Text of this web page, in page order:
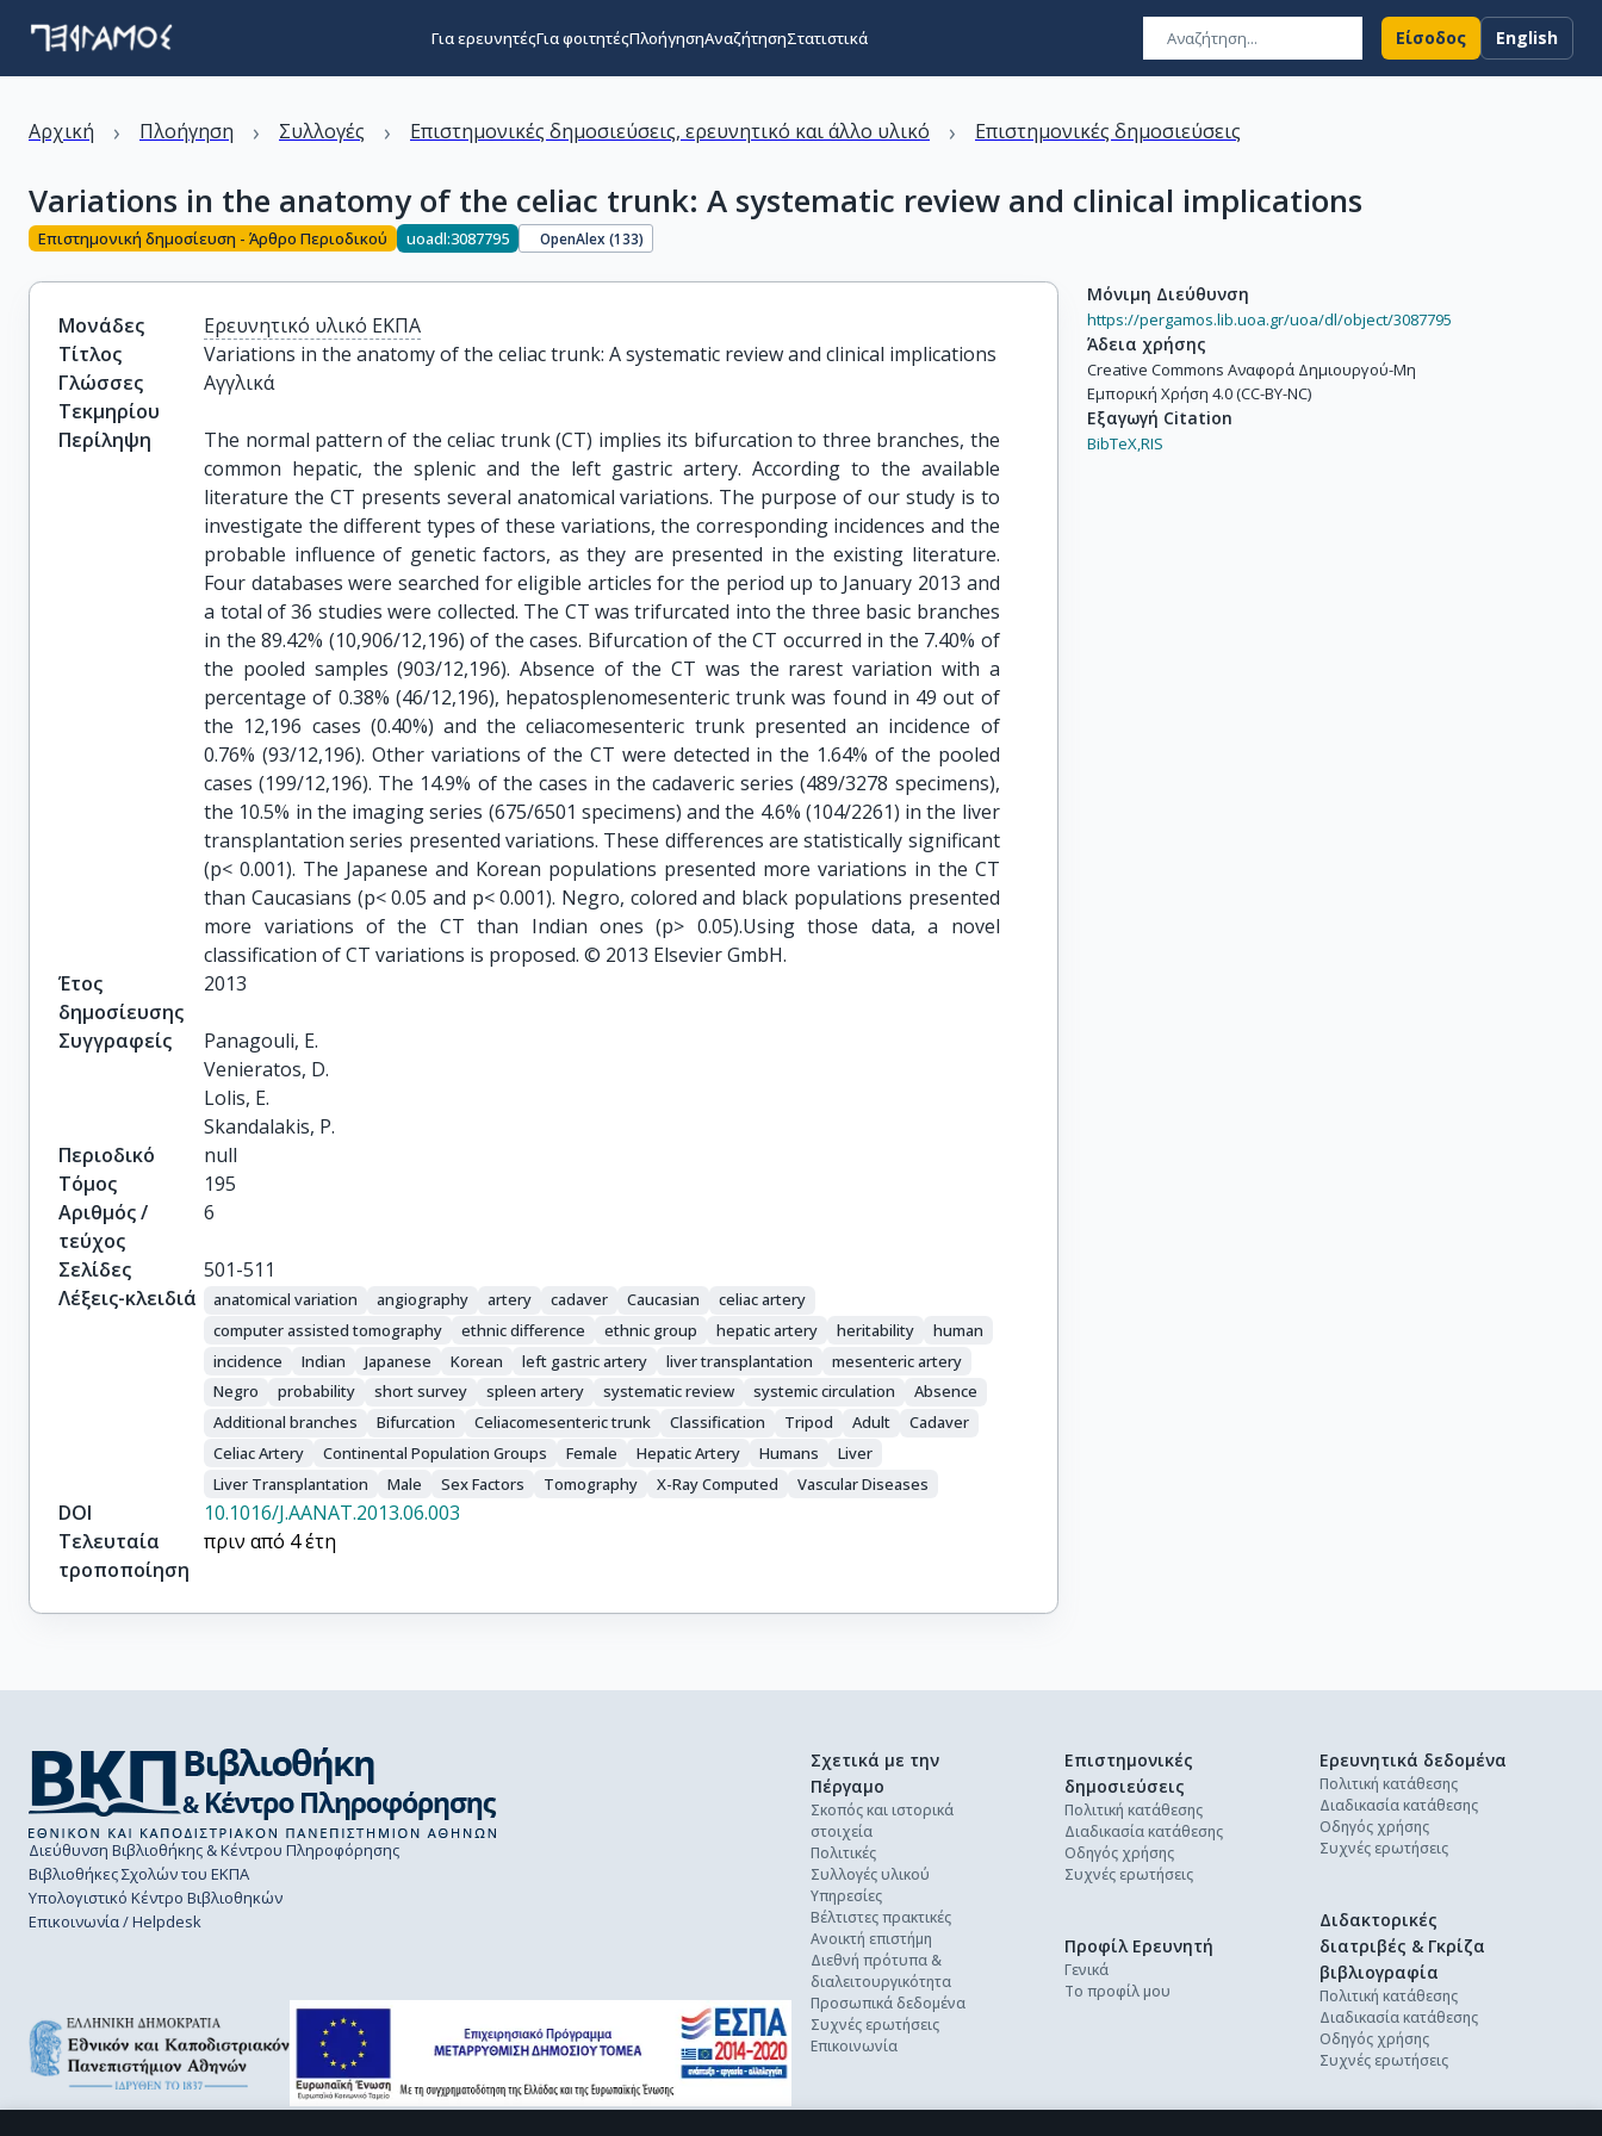
Για ερευνητέςΓια φοιτητέςΠλοήγησηΑναζήτησηΣτατιστικά Είσοδος English
Αρχική › Πλοήγηση › Συλλογές › Επιστημονικές δημοσιεύσεις, ερευνητικό και άλλο υλικό › Επιστημονικές δημοσιεύσεις
Variations in the anatomy of the celiac trunk: A systematic review and clinical implications
Επιστημονική δημοσίευση - Άρθρο Περιοδικού uoadl:3087795 OpenAlex (133)
Μονάδες
Ερευνητικό υλικό ΕΚΠΑ
Τίτλος
Variations in the anatomy of the celiac trunk: A systematic review and clinical implications
Γλώσσες
Τεκμηρίου
Αγγλικά
Περίληψη
The normal pattern of the celiac trunk (CT) implies its bifurcation to three branches, the
common hepatic, the splenic and the left gastric artery. According to the available
literature the CT presents several anatomical variations. The purpose of our study is to
investigate the different types of these variations, the corresponding incidences and the
probable influence of genetic factors, as they are presented in the existing literature.
Four databases were searched for eligible articles for the period up to January 2013 and
a total of 36 studies were collected. The CT was trifurcated into the three basic branches
in the 89.42% (10,906/12,196) of the cases. Bifurcation of the CT occurred in the 7.40% of
the pooled samples (903/12,196). Absence of the CT was the rarest variation with a
percentage of 0.38% (46/12,196), hepatosplenomesenteric trunk was found in 49 out of
the 12,196 cases (0.40%) and the celiacomesenteric trunk presented an incidence of
0.76% (93/12,196). Other variations of the CT were detected in the 1.64% of the pooled
cases (199/12,196). The 14.9% of the cases in the cadaveric series (489/3278 specimens),
the 10.5% in the imaging series (675/6501 specimens) and the 4.6% (104/2261) in the liver
transplantation series presented variations. These differences are statistically significant
(p< 0.001). The Japanese and Korean populations presented more variations in the CT
than Caucasians (p< 0.05 and p< 0.001). Negro, colored and black populations presented
more variations of the CT than Indian ones (p> 0.05).Using those data, a novel
classification of CT variations is proposed. © 2013 Elsevier GmbH.
Έτος
δημοσίευσης
2013
Συγγραφείς
Panagouli, E.
Venieratos, D.
Lolis, E.
Skandalakis, P.
Περιοδικό
null
Τόμος
195
Αριθμός /
τεύχος
6
Σελίδες
501-511
Λέξεις-κλειδιά
anatomical variation angiography artery cadaver Caucasian
celiac artery
computer assisted tomography
ethnic difference ethnic group hepatic artery heritability
human
incidence
Indian Japanese Korean left gastric artery liver transplantation
mesenteric artery
Negro
probability short survey spleen artery systematic review systemic circulation
Absence
Additional branches
Bifurcation Celiacomesenteric trunk Classification Tripod Adult
Cadaver
Celiac Artery
Continental Population Groups Female Hepatic Artery Humans
Liver
Liver Transplantation
Male Sex Factors Tomography X-Ray Computed Vascular Diseases
DOI
10.1016/J.AANAT.2013.06.003
Τελευταία
τροποποίηση
πριν από 4 έτη
Μόνιμη Διεύθυνση
https://pergamos.lib.uoa.gr/uoa/dl/object/3087795
Άδεια χρήσης
Creative Commons Αναφορά Δημιουργού-Μη
Εμπορική Χρήση 4.0 (CC-BY-NC)
Εξαγωγή Citation
BibTeX,RIS
Διεύθυνση Βιβλιοθήκης & Κέντρου Πληροφόρησης
Βιβλιοθήκες Σχολών του ΕΚΠΑ
Υπολογιστικό Κέντρο Βιβλιοθηκών
Επικοινωνία / Helpdesk
Σχετικά με την
Πέργαμο
Σκοπός και ιστορικά
στοιχεία
Πολιτικές
Συλλογές υλικού
Υπηρεσίες
Βέλτιστες πρακτικές
Ανοικτή επιστήμη
Διεθνή πρότυπα &
διαλειτουργικότητα
Προσωπικά δεδομένα
Συχνές ερωτήσεις
Επικοινωνία
Επιστημονικές
δημοσιεύσεις
Πολιτική κατάθεσης
Διαδικασία κατάθεσης
Οδηγός χρήσης
Συχνές ερωτήσεις
Ερευνητικά δεδομένα
Πολιτική κατάθεσης
Διαδικασία κατάθεσης
Οδηγός χρήσης
Συχνές ερωτήσεις
Διδακτορικές
διατριβές & Γκρίζα
βιβλιογραφία
Πολιτική κατάθεσης
Διαδικασία κατάθεσης
Οδηγός χρήσης
Συχνές ερωτήσεις
Προφίλ Ερευνητή
Γενικά
Το προφίλ μου